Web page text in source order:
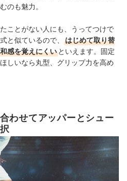
のも魅力。
ことがない人にも、うってつけで
と似ているので、
はじめて取り替
感を覚えにくい といえます。固定
しいなら丸型、グリップ力を高め
わせてアッパーとシュー